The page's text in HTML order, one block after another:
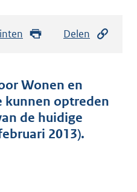
Delen
Wonen en
kunnen optreden
de huidige
2013).